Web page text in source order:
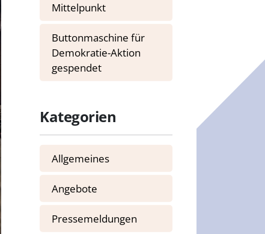
Mittelpunkt
Buttonmaschine für
Demokratie-Aktion
gespendet
Kategorien
Allgemeines
Angebote
Pressemeldungen